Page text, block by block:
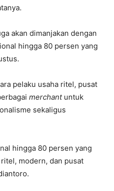
akan dimanjakan dengan
hingga 80 persen yang
pelaku usaha ritel, pusat
merchant untuk
sekaligus
hingga 80 persen yang
modern, dan pusat